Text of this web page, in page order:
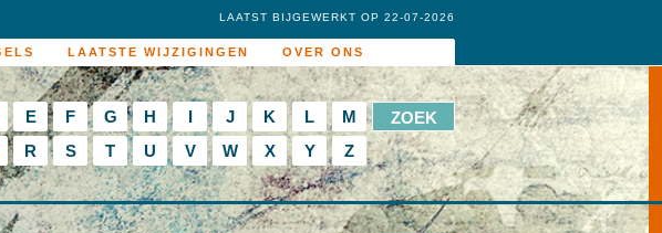
LAATSTE WIJZIGINGEN OVER ONS
LAATST BIJGEWERKT OP 22-07-2026
E F G H I J K L
M
R S T U V W X Y Z